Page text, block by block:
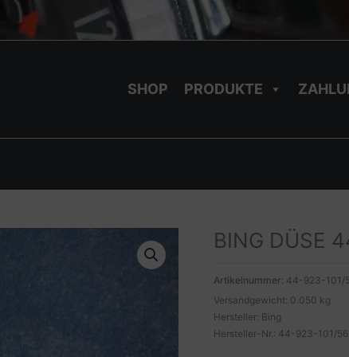
SHOP PRODUKTE
BING DÜSE
Artikelnummer: 44-923-101/
Versandgewicht: 0.050 kg
Hersteller: Bing
Hersteller-Nr.: 44-923-101/56